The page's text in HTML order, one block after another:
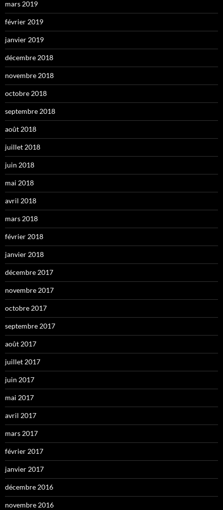
mars 2019
février 2019
janvier 2019
décembre 2018
novembre 2018
octobre 2018
septembre 2018
août 2018
juillet 2018
juin 2018
mai 2018
avril 2018
mars 2018
février 2018
janvier 2018
décembre 2017
novembre 2017
octobre 2017
septembre 2017
août 2017
juillet 2017
juin 2017
mai 2017
avril 2017
mars 2017
février 2017
janvier 2017
décembre 2016
novembre 2016